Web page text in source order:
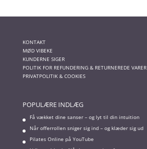
KONTAKT
MØD VIBEKE
KUNDERNE SIGER
POLITIK FOR REFUNDERING & RETURNEREDE VARER
PRIVATPOLITIK & COOKIES
POPULÆRE INDLÆG
Få vækket dine sanser – og lyt til din intuition
Når offerrollen sniger sig ind – og klæder sig ud
Pilates Online på YouTube